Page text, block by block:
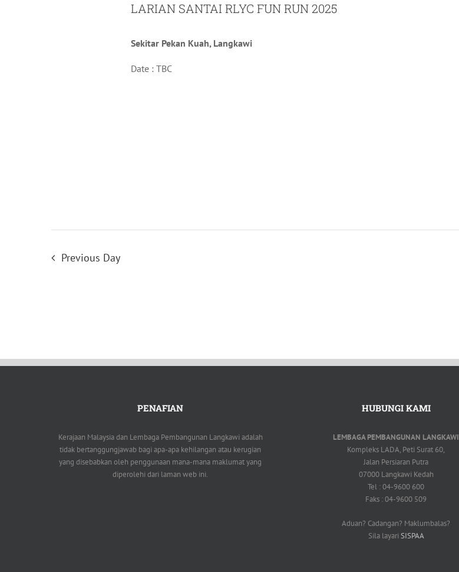
LARIAN SANTAI RLYC FUN RUN 2025
Sekitar Pekan Kuah, Langkawi
Date : TBC
Previous Day
PENAFIAN
Kerajaan Malaysia dan Lembaga Pembangunan Langkawi adalah
tidak bertanggungjawab bagi apa-apa kehilangan atau kerugian
yang disebabkan oleh penggunaan mana-mana maklumat yang
diperolehi dari laman web ini.
HUBUNGI KAMI
LEMBAGA PEMBANGUNAN LANGKAWI
Kompleks LADA, Peti Surat 60,
Jalan Persiaran Putra
07000 Langkawi Kedah
Tel : 04-9600 600
Faks : 04-9600 509
Aduan? Cadangan? Maklumbalas?
Sila layari SISPAA